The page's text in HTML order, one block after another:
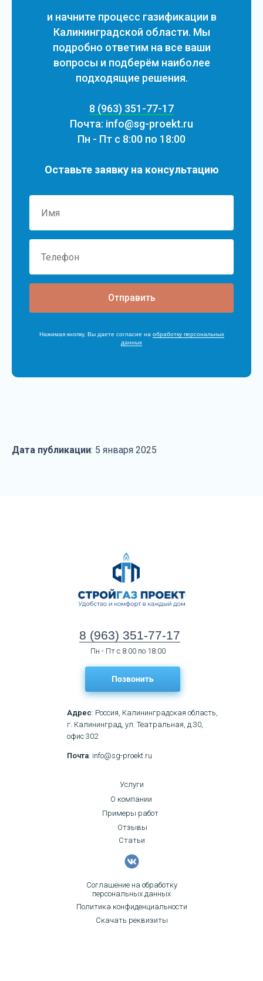
и начните процесс газификации в
Калининградской области. Мы
подробно ответим на все ваши
вопросы и подберём наиболее
подходящие решения.
8 (963) 351-77-17
Почта: info@sg-proekt.ru
Пн - Пт с 8:00 по 18:00
Оставьте заявку на консультацию
Отправить
Нажимая кнопку, Вы даете согласие на обработку персональных
данных
Дата публикации: 5 января 2025
Услуги
О компании
Примеры работ
Отзывы
Скачать реквизиты
Почта: info@sg-proekt.ru
Пн - Пт с 8:00 по 18:00
Соглашение на обработку
персональных данных
Политика конфиденциальности
Адрес: Россия, Калининградская область,
г. Калининград, ул. Театральная, д.30,
офис 302
8 (963) 351-77-17
Статьи